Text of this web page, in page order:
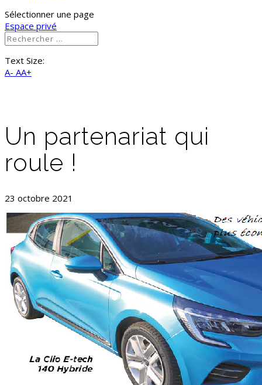
Sélectionner une page
Espace privé
Text Size:
A- AA+
Un partenariat qui
roule !
23 octobre 2021